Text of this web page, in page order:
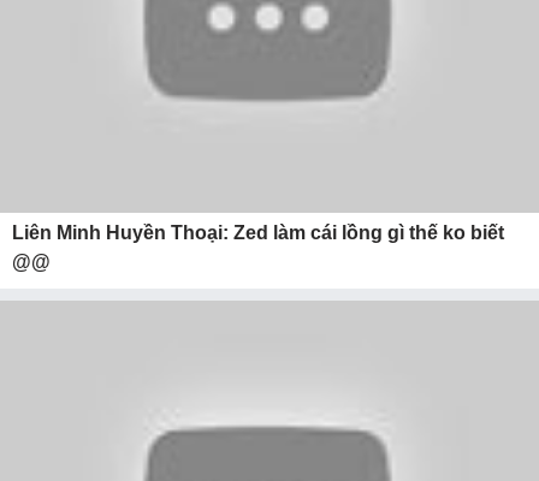
Liên Minh Huyền Thoại: Zed làm cái lồng gì thế ko biết
@@